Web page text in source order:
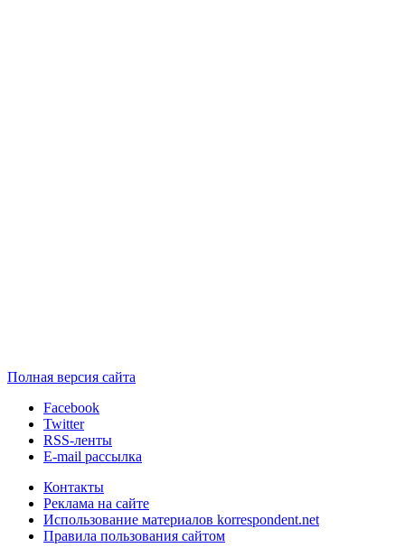
Полная версия сайта
Facebook
Twitter
RSS-ленты
E-mail рассылка
Контакты
Реклама на сайте
Использование материалов korrespondent.net
Правила пользования сайтом